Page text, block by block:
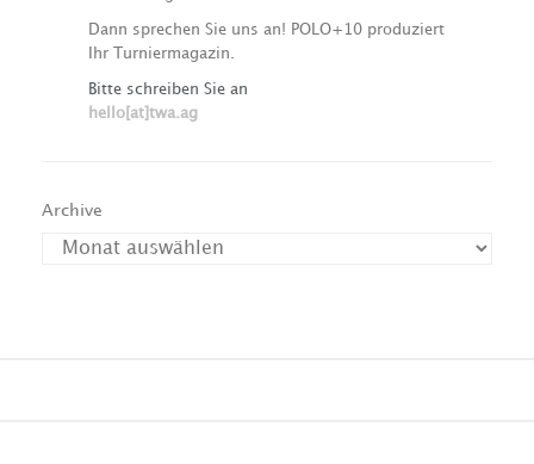
Dann sprechen Sie uns an! POLO+10 produziert
Ihr Turniermagazin.
Bitte schreiben Sie an
hello[at]twa.ag
Archive